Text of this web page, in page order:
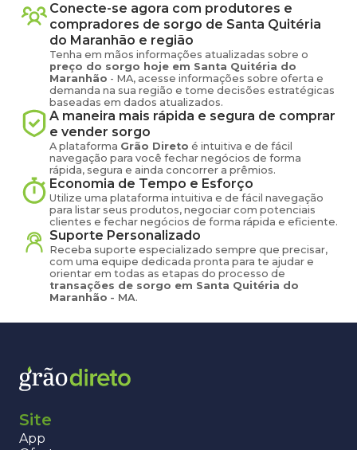
Conecte-se agora com produtores e
compradores de sorgo de Santa Quitéria
do Maranhão e região
Tenha em mãos informações atualizadas sobre o
preço do sorgo hoje em Santa Quitéria do
Maranhão - MA, acesse informações sobre oferta e
demanda na sua região e tome decisões estratégicas
baseadas em dados atualizados.
A maneira mais rápida e segura de comprar
e vender sorgo
A plataforma Grão Direto é intuitiva e de fácil
navegação para você fechar negócios de forma
rápida, segura e ainda concorrer a prêmios.
Economia de Tempo e Esforço
Utilize uma plataforma intuitiva e de fácil navegação
para listar seus produtos, negociar com potenciais
clientes e fechar negócios de forma rápida e eficiente.
Suporte Personalizado
Receba suporte especializado sempre que precisar,
com uma equipe dedicada pronta para te ajudar e
orientar em todas as etapas do processo de
transações de sorgo em Santa Quitéria do
Maranhão - MA.
Site
App